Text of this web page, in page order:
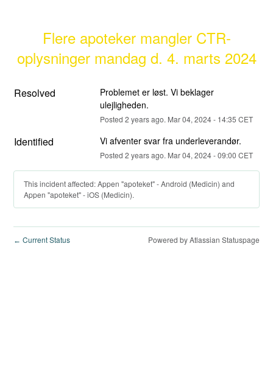
Flere apoteker mangler CTR-
oplysninger mandag d. 4. marts 2024
Resolved
Problemet er løst. Vi beklager
ulejligheden.
Posted 2 years ago. Mar04, 2024- 14:35 CET
Identified Vi afventer svar fra underleverandør.
Posted 2 years ago. Mar04, 2024-09:00 CET
This incident affected: Appen "apoteket" - Android (Medicin) and
Appen "apoteket" - iOS (Medicin).
← Current Status Powered by Atlassian Statuspage